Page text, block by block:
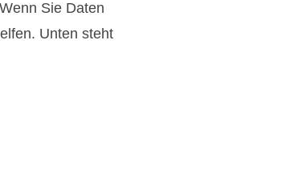
Sie Daten
Unten steht